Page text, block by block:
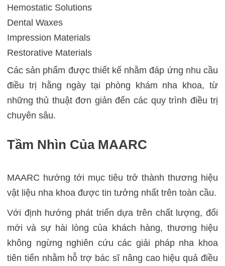
Hemostatic Solutions
Dental Waxes
Impression Materials
Restorative Materials
Các sản phẩm được thiết kế nhằm đáp ứng nhu cầu
điều trị hằng ngày tại phòng khám nha khoa, từ
những thủ thuật đơn giản đến các quy trình điều trị
chuyên sâu.
Tầm Nhìn Của MAARC
MAARC hướng tới mục tiêu trở thành thương hiệu
vật liệu nha khoa được tin tưởng nhất trên toàn cầu.
Với định hướng phát triển dựa trên chất lượng, đổi
mới và sự hài lòng của khách hàng, thương hiệu
không ngừng nghiên cứu các giải pháp nha khoa
tiên tiến nhằm hỗ trợ bác sĩ nâng cao hiệu quả điều